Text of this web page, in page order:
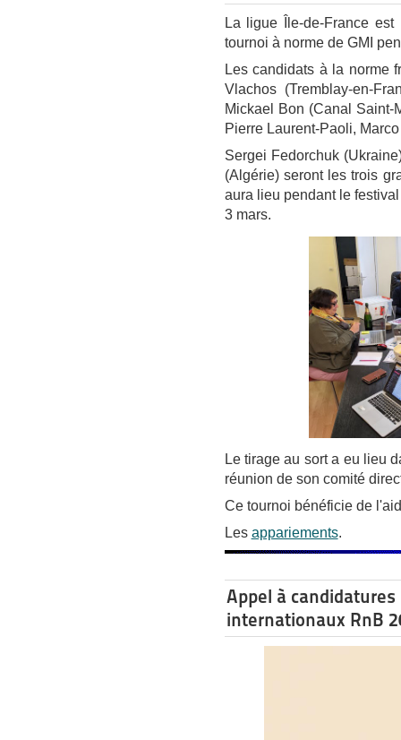
La ligue Île-de-France
tournoi à norme de GMI
Les candidats à la norme
Vlachos (Tremblay-en-
Mickael Bon (Canal
Pierre Laurent-Paoli,
Sergei Fedorchuk
(Algérie) seront les trois
aura lieu pendant le
3 mars.
Le tirage au sort a eu lieu
réunion de son comité
Ce tournoi bénéficie de
Les appariements.
Appel à
internationaux RnB